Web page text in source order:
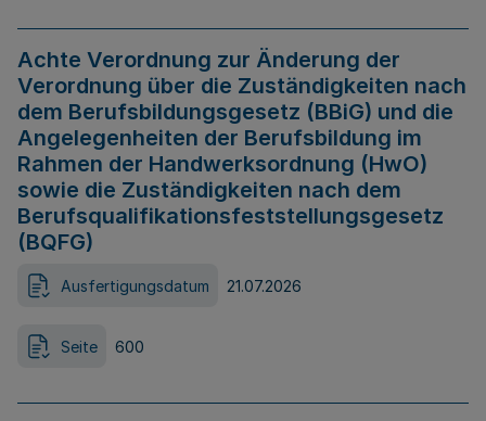
Achte Verordnung zur Änderung der
Verordnung über die Zuständigkeiten nach
dem Berufsbildungsgesetz (BBiG) und die
Angelegenheiten der Berufsbildung im
Rahmen der Handwerksordnung (HwO)
sowie die Zuständigkeiten nach dem
Berufsqualifikationsfeststellungsgesetz
(BQFG)
Ausfertigungsdatum 21.07.2026
Seite 600